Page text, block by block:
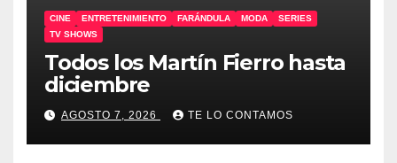
CINE ENTRETENIMIENTO FARÁNDULA MODA
SERIES
TV SHOWS
Todos los Martín Fierro hasta
diciembre
AGOSTO 7, 2026 TE LO CONTAMOS